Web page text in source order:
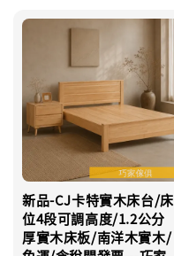
新品-CJ卡特實木床台/床
位4段可調高度/1.2公分
厚實木床板/南洋木實木/